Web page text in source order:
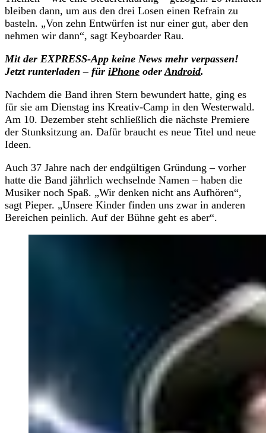
bleiben dann, um aus den drei Losen einen Refrain zu
basteln. „Von zehn Entwürfen ist nur einer gut, aber den
nehmen wir dann“, sagt Keyboarder Rau.
Mit der EXPRESS-App keine News mehr verpassen!
Jetzt runterladen – für iPhone oder Android.
Nachdem die Band ihren Stern bewundert hatte, ging es
für sie am Dienstag ins Kreativ-Camp in den Westerwald.
Am 10. Dezember steht schließlich die nächste Premiere
der Stunksitzung an. Dafür braucht es neue Titel und neue
Ideen.
Auch 37 Jahre nach der endgültigen Gründung – vorher
hatte die Band jährlich wechselnde Namen – haben die
Musiker noch Spaß. „Wir denken nicht ans Aufhören“,
sagt Pieper. „Unsere Kinder finden uns zwar in anderen
Bereichen peinlich. Auf der Bühne geht es aber“.